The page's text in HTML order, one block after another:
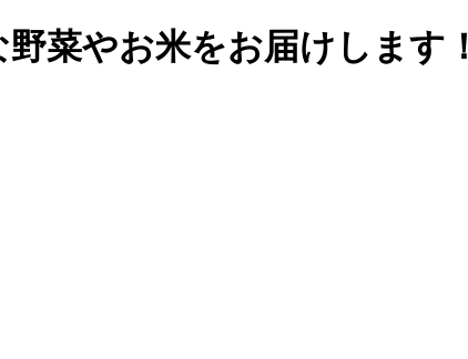
菜やお米をお届けします！